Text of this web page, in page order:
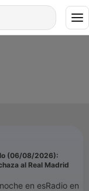
(06/08/2026):
al Real Madrid
en esRadio en